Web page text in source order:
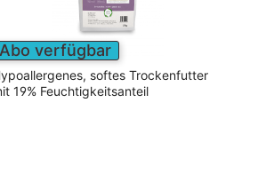
Abo verfügbar
softes Trockenfutter
19% Feuchtigkeitsanteil